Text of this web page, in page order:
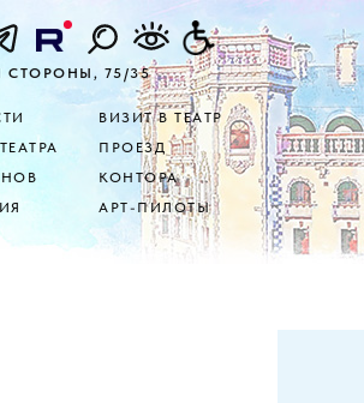
СТОРОНЫ, 75/35
АРТ-ПИЛОТЫ
КОНТОРА
ПРОЕЗД
ВИЗИТ В ТЕАТР